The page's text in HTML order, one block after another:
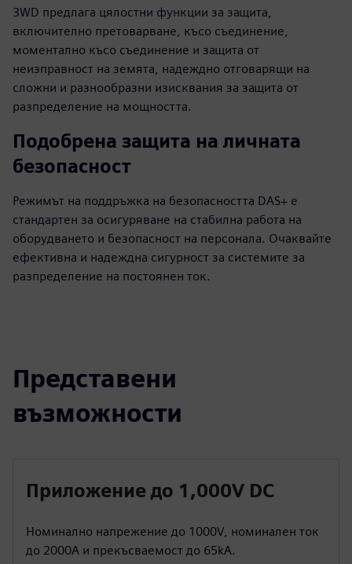
3WD предлага цялостни функции за защита,
включително претоварване, късо съединение,
моментално късо съединение и защита от
неизправност на земята, надеждно отговарящи на
сложни и разнообразни изисквания за защита от
разпределение на мощността.
Подобрена защита на личната
безопасност
Режимът на поддръжка на безопасността DAS+ е
стандартен за осигуряване на стабилна работа на
оборудването и безопасност на персонала. Очаквайте
ефективна и надеждна сигурност за системите за
разпределение на постоянен ток.
Представени
възможности
Приложение до 1,000V DC
Номинално напрежение до 1000V, номинален ток
до 2000A и прекъсваемост до 65kA.